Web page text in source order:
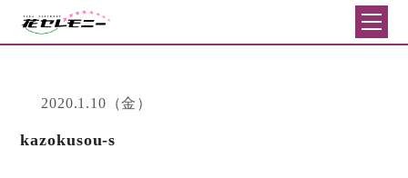
2020.1.10（金）
kazokusou-s